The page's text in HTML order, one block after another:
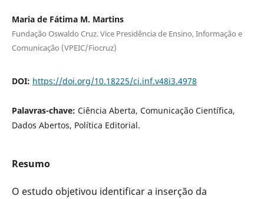
Maria de Fátima M. Martins
Fundação Oswaldo Cruz. Vice Presidência de Ensino, Informação e
Comunicação (VPEIC/Fiocruz)
DOI: https://doi.org/10.18225/ci.inf.v48i3.4978
Palavras-chave: Ciência Aberta, Comunicação Científica,
Dados Abertos, Política Editorial.
Resumo
O estudo objetivou identificar a inserção da